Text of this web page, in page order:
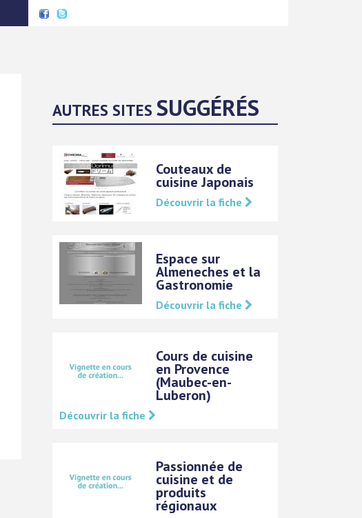
AUTRES SITESSUGGÉRÉS
Couteaux de
cuisine Japonais
Découvrir la fiche
Espace sur
Almeneches et la
Gastronomie
Découvrir la fiche
Cours de cuisine
en Provence
(Maubec-en-
Luberon)
Découvrir la fiche
Passionnée de
cuisine et de
produits
régionaux